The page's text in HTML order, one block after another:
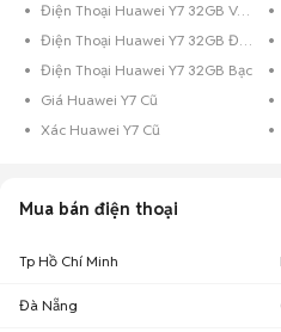
Điện Thoại Huawei Y7 32GB Vàng
Điện Thoại Huawei Y7 32GB Đen Bóng
Điện Thoại Huawei Y7 32GB Bạc
Giá Huawei Y7 Cũ
Xác Huawei Y7 Cũ
Mua bán điện thoại
Tp Hồ Chí Minh
Đà Nẵng